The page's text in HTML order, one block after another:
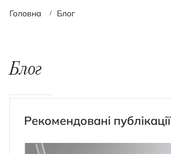
Головна Блог
Блог
Рекомендовані публікації